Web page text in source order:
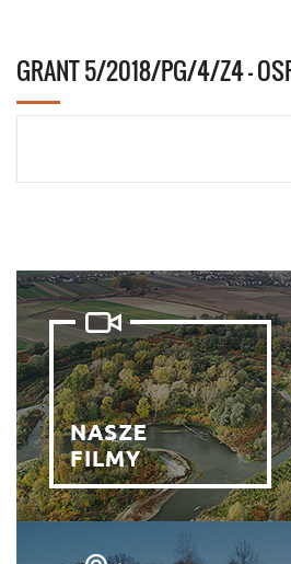
GRANT 5/2018/PG/4/Z4 -